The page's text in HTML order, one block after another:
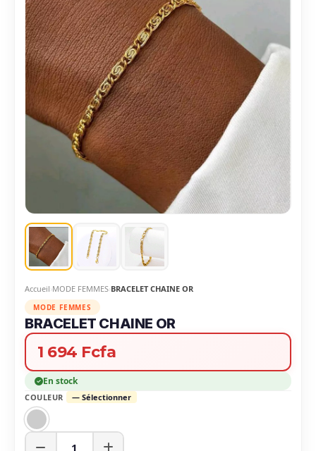
Accueil MODE FEMMES BRACELET CHAINE OR
MODE FEMMES
BRACELET CHAINE OR
1 694 Fcfa
En stock
COULEUR — Sélectionner